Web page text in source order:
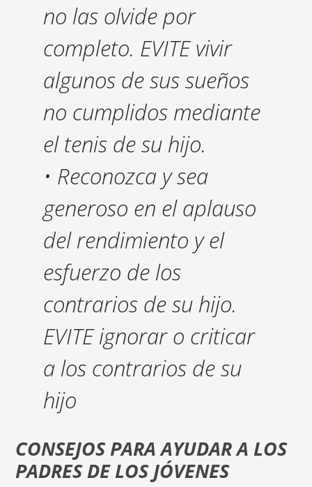
no las olvide por
completo. EVITE vivir
algunos de sus sueños
no cumplidos mediante
el tenis de su hijo.
• Reconozca y sea
generoso en el aplauso
del rendimiento y el
esfuerzo de los
contrarios de su hijo.
EVITE ignorar o criticar
a los contrarios de su
hijo
CONSEJOS PARA AYUDAR A LOS
PADRES DE LOS JÓVENES